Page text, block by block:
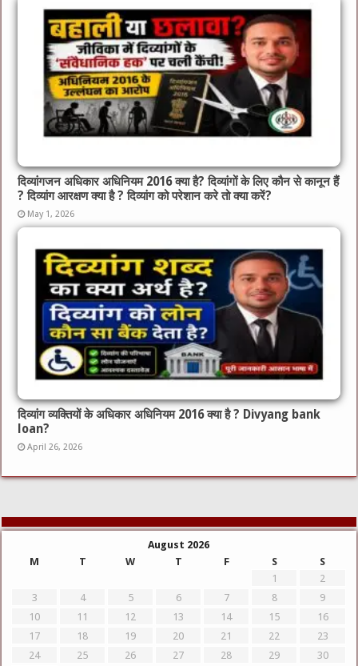
दिव्यांगजन अधिकार अधिनियम 2016 क्या है? दिव्यांगों के लिए कौन से कानून हैं
? दिव्यांग आरक्षण क्या है ? दिव्यांग को परेशान करे तो क्या करें?
May 1, 2026
दिव्यांग व्यक्तियों के अधिकार अधिनियम 2016 क्या है ? Divyang bank
loan?
April 26, 2026
August 2026
M
T W T F S
S
1
2
3
4 5 6 7 8
9
10
11 12 13 14 15
16
17
18 19 20 21 22
23
24
25 26 27 28 29
30